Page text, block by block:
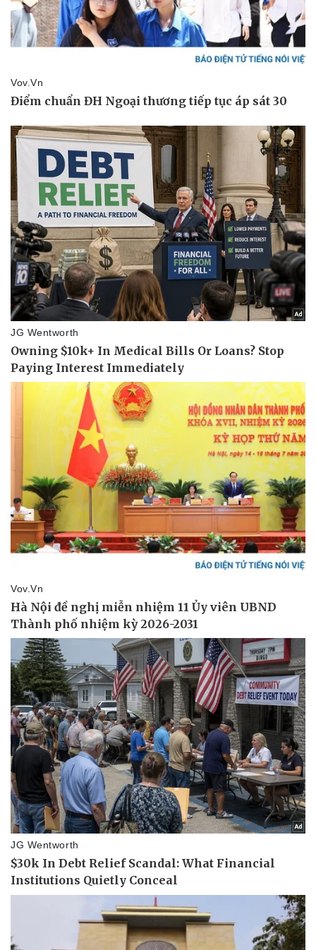
Sức khỏe
Dinh dưỡng - món ngon
Cây thuốc
Sản phụ khoa
Nhi khoa
Nam khoa
Làm đẹp - giảm cân
Phòng mạch online
Ăn sạch sống khỏe
Đời sống
Nhà đẹp
Tình yêu - Gia đình